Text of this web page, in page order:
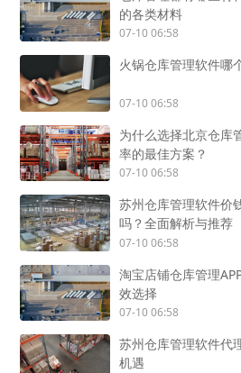
的各类材料
07-10 06:58
火锅仓库管理软件哪
07-10 06:58
为什么选择北京仓库
率的最佳方案？
07-10 06:58
苏州仓库管理软件价
吗？全面解析与推荐
07-10 06:58
淘宝店铺仓库管理
效选择
07-10 06:58
苏州仓库管理软件代
机遇